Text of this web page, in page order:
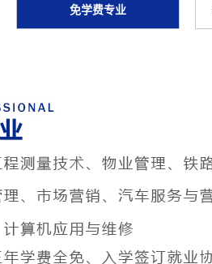
免学费专业